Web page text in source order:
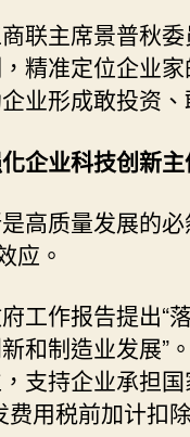
联主席景普秋
精准定位企业
业形成敢投资
企业科技创新
高质量发展的
应。
工作报告提出“
和制造业发展”
支持企业承担
费用税前加计扣